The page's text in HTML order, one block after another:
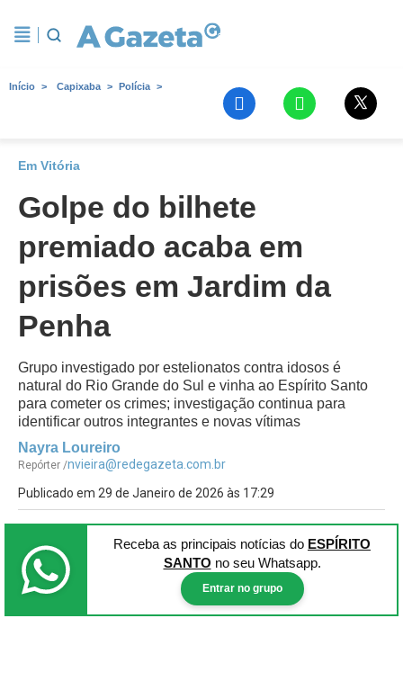
Início Capixaba Polícia
Em Vitória
Golpe do bilhete
premiado acaba em
prisões em Jardim da
Penha
Grupo investigado por estelionatos contra idosos é
natural do Rio Grande do Sul e vinha ao Espírito Santo
para cometer os crimes; investigação continua para
identificar outros integrantes e novas vítimas
Nayra Loureiro
Repórter /nvieira@redegazeta.com.br
Publicado em 29 de Janeiro de 2026 às 17:29
Receba as principais notícias do ESPÍRITO
SANTO no seu Whatsapp.
Entrar no grupo